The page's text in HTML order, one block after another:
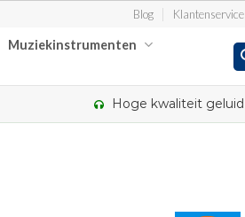
Blog Klantenservice
Muziekinstrumenten
Hoge kwaliteit geluid